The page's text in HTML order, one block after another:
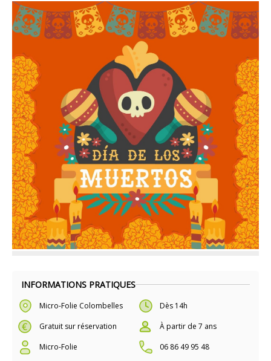
INFORMATIONS PRATIQUES
Micro-Folie Colombelles
Dès 14h
Gratuit sur réservation
À partir de 7 ans
Micro-Folie
06 86 49 95 48